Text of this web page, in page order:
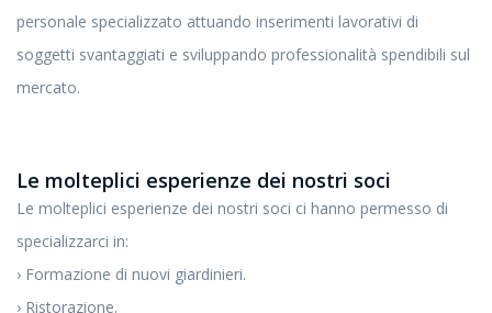
personale specializzato attuando inserimenti lavorativi di
soggetti svantaggiati e sviluppando professionalità spendibili sul
mercato.
Le molteplici esperienze dei nostri soci
Le molteplici esperienze dei nostri soci ci hanno permesso di
specializzarci in:
› Formazione di nuovi giardinieri.
› Ristorazione.